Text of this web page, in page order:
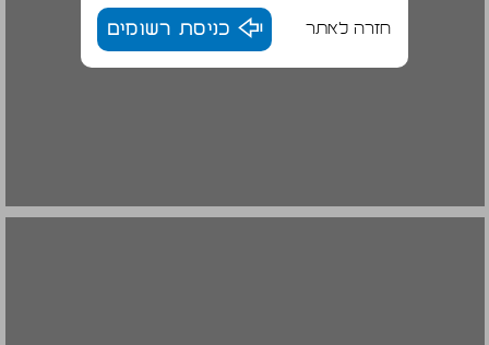
חזרה לאתר כניסת רשומים